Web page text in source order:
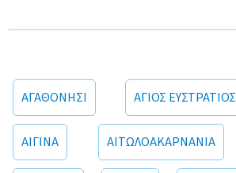
ΑΓΑΘΟΝΗΣΙ ΑΓΙΟΣ ΕΥΣΤΡΑΤΙΟΣ
ΑΙΓΙΝΑ ΑΙΤΩΛΟΑΚΑΡΝΑΝΙΑ